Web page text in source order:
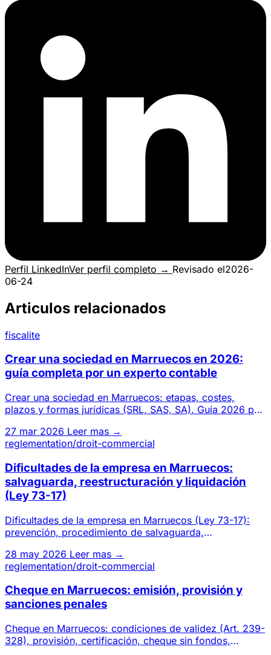
Perfil LinkedInVer perfil completo → Revisado el2026-
06-24
Articulos relacionados
fiscalite
Crear una sociedad en Marruecos en 2026:
guía completa por un experto contable
Crear una sociedad en Marruecos: etapas, costes,
plazos y formas jurídicas (SRL, SAS, SA). Guía 2026 por
27 mar 2026 Leer mas →
reglementation/droit-commercial
Dificultades de la empresa en Marruecos:
salvaguarda, reestructuración y liquidación
(Ley 73-17)
Dificultades de la empresa en Marruecos (Ley 73-17):
prevención, procedimiento de salvaguarda,
28 may 2026 Leer mas →
reglementation/droit-commercial
Cheque en Marruecos: emisión, provisión y
sanciones penales
Cheque en Marruecos: condiciones de validez (Art. 239-
328), provisión, certificación, cheque sin fondos,